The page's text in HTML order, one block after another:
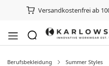
Versandkostenfrei ab
Berufsbekleidung Summer Styles